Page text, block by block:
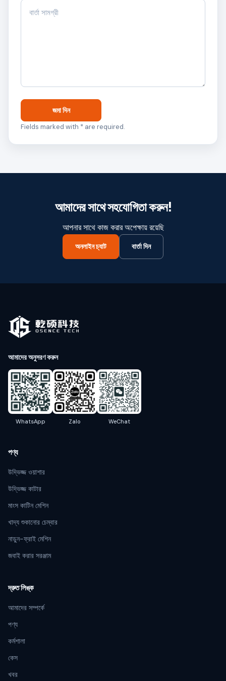
জমা দিন
Fields marked with * are required.
আমাদের সাথে সহযোগিতা করুন!
আপনার সাথে কাজ করার অপেক্ষায় রয়েছি
অনলাইন চ্যাট বার্তা দিন
আমাদের অনুসরণ করুন
WhatsApp Zalo WeChat
পণ্য
উদ্ভিজ্জ ওয়াশার
উদ্ভিজ্জ কাটার
মাংস কাটিন মেশিন
খাদ্য শুকানোর চেম্বার
নাড়ুন-ফ্রাই মেশিন
জবাই করার সরঞ্জাম
দ্রুত লিঙ্ক
আমাদের সম্পর্কে
পণ্য
কর্মশালা
কেস
খবর